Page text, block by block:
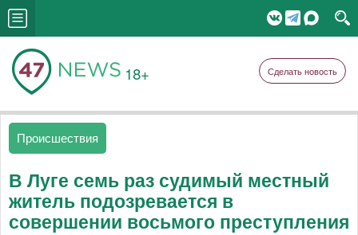
18+ Сделать новость
Происшествия
В Луге семь раз судимый местный
житель подозревается в
совершении восьмого преступления